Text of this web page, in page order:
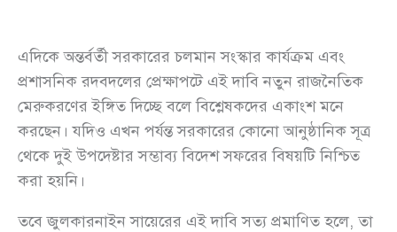
এদিকে অন্তর্বর্তী সরকারের চলমান সংস্কার কার্যক্রম এবং
প্রশাসনিক রদবদলের প্রেক্ষাপটে এই দাবি নতুন রাজনৈতিক
মেরুকরণের ইঙ্গিত দিচ্ছে বলে বিশ্লেষকদের একাংশ মনে
করছেন। যদিও এখন পর্যন্ত সরকারের কোনো আনুষ্ঠানিক সূত্র
থেকে দুই উপদেষ্টার সম্ভাব্য বিদেশ সফরের বিষয়টি নিশ্চিত
করা হয়নি।
তবে জুলকারনাইন সায়েরের এই দাবি সত্য প্রমাণিত হলে, তা